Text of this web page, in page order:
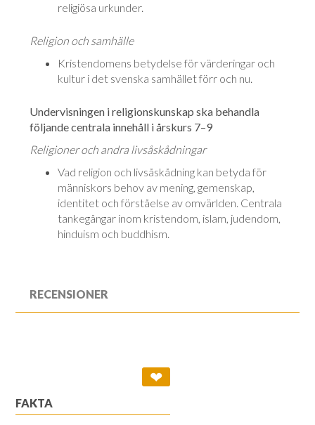
religiösa urkunder.
Religion och samhälle
Kristendomens betydelse för värderingar och
kultur i det svenska samhället förr och nu.
Undervisningen i religionskunskap ska behandla
följande centrala innehåll i årskurs 7–9
Religioner och andra livsåskådningar
Vad religion och livsåskådning kan betyda för
människors behov av me­ning, gemenskap,
identitet och förståelse av omvärlden. Centrala
tankegångar inom kristendom, islam, judendom,
hinduism och buddhism.
RECENSIONER
❤
FAKTA